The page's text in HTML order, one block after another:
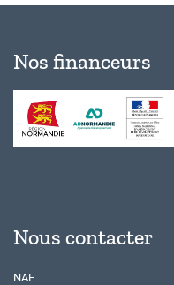
Nos financeurs
Nous contacter
NAE